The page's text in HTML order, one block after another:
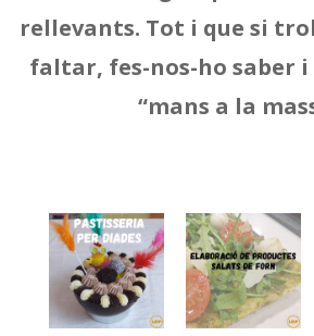
rellevants. Tot i que si
faltar, fes-nos-ho saber i
“mans a la